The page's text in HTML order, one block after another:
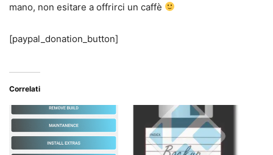
mano, non esitare a offrirci un caffè
[paypal_donation_button]
Correlati